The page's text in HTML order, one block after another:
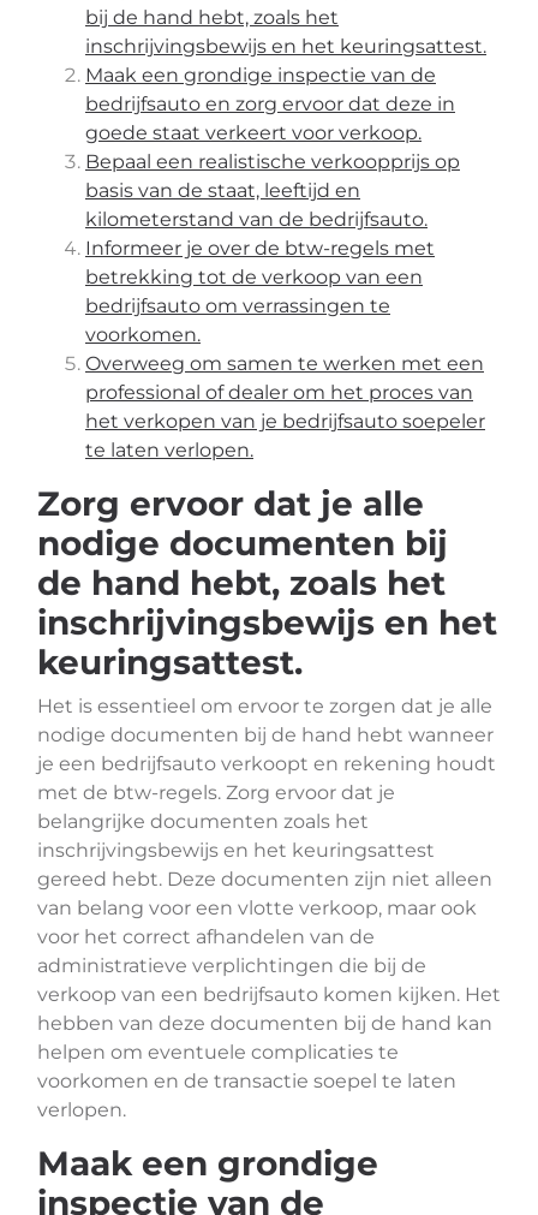
bij de hand hebt, zoals het
inschrijvingsbewijs en het keuringsattest.
Maak een grondige inspectie van de
bedrijfsauto en zorg ervoor dat deze in
goede staat verkeert voor verkoop.
Bepaal een realistische verkoopprijs op
basis van de staat, leeftijd en
kilometerstand van de bedrijfsauto.
Informeer je over de btw-regels met
betrekking tot de verkoop van een
bedrijfsauto om verrassingen te
voorkomen.
Overweeg om samen te werken met een
professional of dealer om het proces van
het verkopen van je bedrijfsauto soepeler
te laten verlopen.
Zorg ervoor dat je alle
nodige documenten bij
de hand hebt, zoals het
inschrijvingsbewijs en het
keuringsattest.
Het is essentieel om ervoor te zorgen dat je alle
nodige documenten bij de hand hebt wanneer
je een bedrijfsauto verkoopt en rekening houdt
met de btw-regels. Zorg ervoor dat je
belangrijke documenten zoals het
inschrijvingsbewijs en het keuringsattest
gereed hebt. Deze documenten zijn niet alleen
van belang voor een vlotte verkoop, maar ook
voor het correct afhandelen van de
administratieve verplichtingen die bij de
verkoop van een bedrijfsauto komen kijken. Het
hebben van deze documenten bij de hand kan
helpen om eventuele complicaties te
voorkomen en de transactie soepel te laten
verlopen.
Maak een grondige
inspectie van de